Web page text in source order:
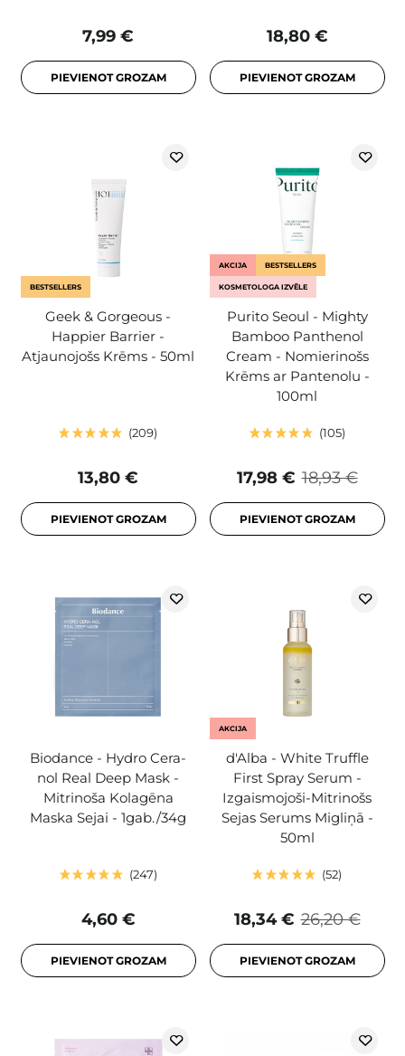
7,99 €
PIEVIENOT GROZAM
18,80 €
PIEVIENOT GROZAM
BESTSELLERS
Geek & Gorgeous -
Happier Barrier -
Atjaunojošs Krēms - 50ml
209
13,80 €
PIEVIENOT GROZAM
AKCIJA BESTSELLERS
KOSMETOLOGA IZVĒLE
Purito Seoul - Mighty
Bamboo Panthenol
Cream - Nomierinošs
Krēms ar Pantenolu -
100ml
105
18,93 €
17,98 €
PIEVIENOT GROZAM
Biodance - Hydro Cera-
nol Real Deep Mask -
Mitrinoša Kolagēna
Maska Sejai - 1gab./34g
247
4,60 €
PIEVIENOT GROZAM
AKCIJA
d'Alba - White Truffle
First Spray Serum -
Izgaismojoši-Mitrinošs
Sejas Serums Migliņā -
50ml
52
26,20 €
18,34 €
PIEVIENOT GROZAM